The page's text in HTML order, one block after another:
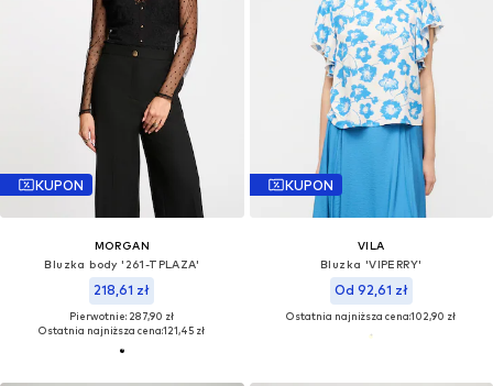
KUPON
MORGAN
Bluzka body '261-TPLAZA'
218,61 zł
Pierwotnie: 287,90 zł
Ostatnia najniższa cena:121,45 zł
KUPON
VILA
Bluzka 'VIPERRY'
Od 92,61 zł
Ostatnia najniższa cena:102,90 zł